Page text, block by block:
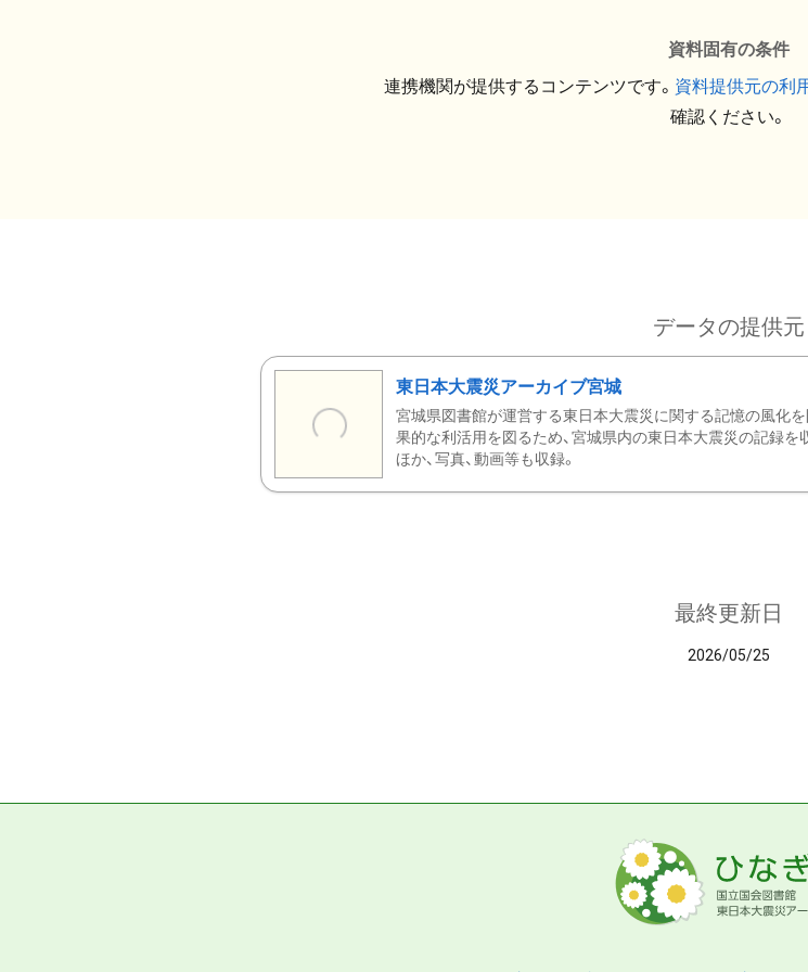
資料固有の条件
連携機関が提供するコンテンツです。 資料提供元の利
確認ください。
データの提供元
東日本大震災アーカイブ宮城
宮城県図書館が運営する東日本大震災に関する記憶の風化
果的な利活用を図るため、宮城県内の東日本大震災の記録を
ほか、写真、動画等も収録。
最終更新日
2026/05/25